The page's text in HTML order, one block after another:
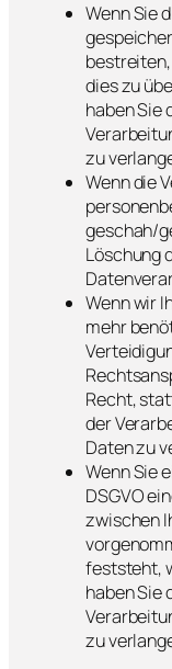
Wenn Sie
dies zu
haben Sie
zu
Wenn die
geschah/
Löschung
Wenn wir
mehr
Recht,
der
Daten zu
Wenn Sie
DSGVO
zwischen
feststeht,
haben Sie
zu